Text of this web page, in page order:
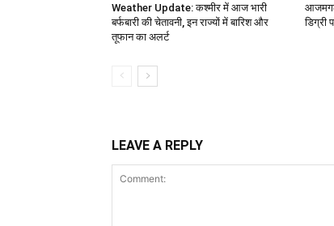
Weather Update: कश्मीर में आज भारी
बर्फबारी की चेतावनी, इन राज्यों में बारिश और
तूफान का अलर्ट
डिग्री
LEAVE A REPLY